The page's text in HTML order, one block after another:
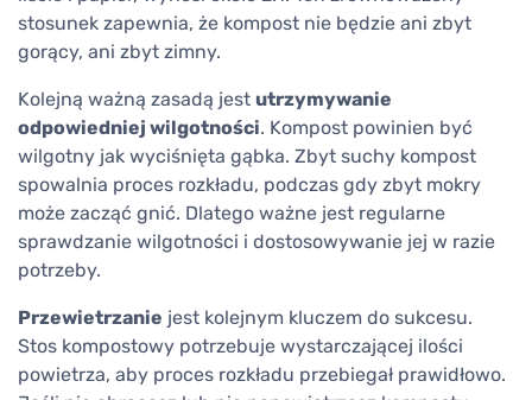
stosunek zapewnia, że kompost nie będzie ani zbyt
gorący, ani zbyt zimny.
Kolejną ważną zasadą jest utrzymywanie
odpowiedniej wilgotności. Kompost powinien być
wilgotny jak wyciśnięta gąbka. Zbyt suchy kompost
spowalnia proces rozkładu, podczas gdy zbyt mokry
może zacząć gnić. Dlatego ważne jest regularne
sprawdzanie wilgotności i dostosowywanie jej w razie
potrzeby.
Przewietrzanie jest kolejnym kluczem do sukcesu.
Stos kompostowy potrzebuje wystarczającej ilości
powietrza, aby proces rozkładu przebiegał prawidłowo.